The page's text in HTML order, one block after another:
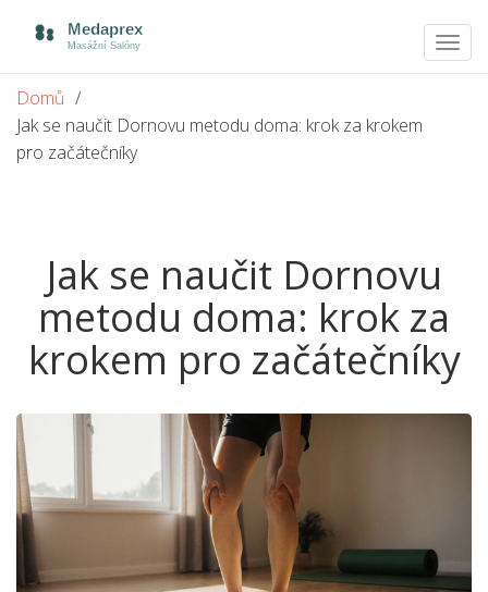
Domů
Jak se naučit Dornovu metodu doma: krok za krokem
pro začátečníky
Jak se naučit Dornovu
metodu doma: krok za
krokem pro začátečníky